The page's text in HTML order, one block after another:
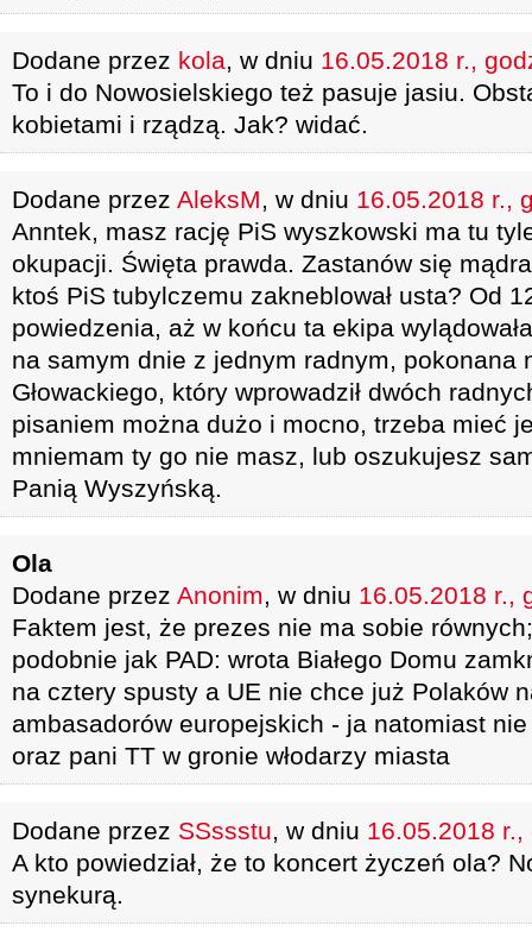
Dodane przez kola, w dniu 16.05.2018 r.,
To i do Nowosielskiego też pasuje jasiu.
kobietami i rządzą. Jak? widać.
Dodane przez AleksM, w dniu 16.05.2018 r.,
Anntek, masz rację PiS wyszkowski ma tu
okupacji. Święta prawda. Zastanów się
ktoś PiS tubylczemu zakneblował usta? Od
powiedzenia, aż w końcu ta ekipa
na samym dnie z jednym radnym, pokonana
Głowackiego, który wprowadził dwóch
pisaniem można dużo i mocno, trzeba mieć
mniemam ty go nie masz, lub oszukujesz
Panią Wyszyńską.
Ola
Dodane przez Anonim, w dniu 16.05.2018 r.,
Faktem jest, że prezes nie ma sobie
podobnie jak PAD: wrota Białego Domu
na cztery spusty a UE nie chce już Polaków
ambasadorów europejskich - ja natomiast
oraz pani TT w gronie włodarzy miasta
Dodane przez SSssstu, w dniu 16.05.2018
A kto powiedział, że to koncert życzeń ola?
synekurą.